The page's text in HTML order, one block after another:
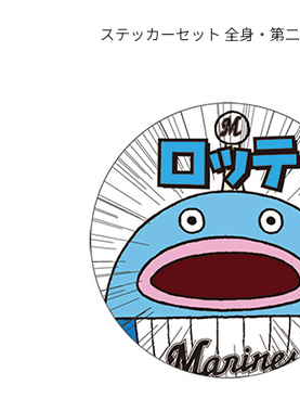
ステッカーセット 全身・第